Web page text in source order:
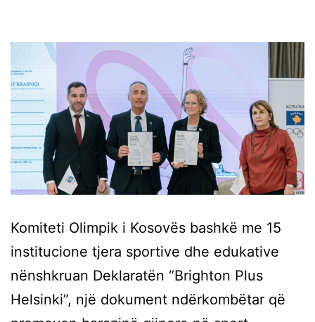
Komiteti Olimpik i Kosovës bashkë me 15
institucione tjera sportive dhe edukative
nënshkruan Deklaratën “Brighton Plus
Helsinki”, një dokument ndërkombëtar që